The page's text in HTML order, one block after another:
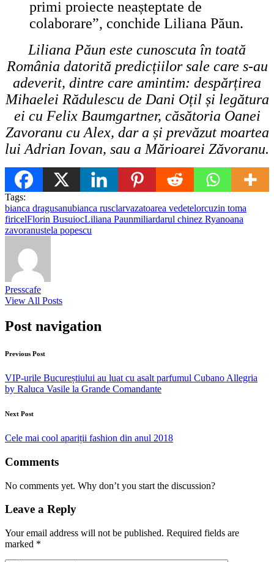
primi proiecte neașteptate de
colaborare”, conchide Liliana Păun.
Liliana Păun este cunoscuta în toată
România datorită predicțiilor sale care s-au
adeverit, dintre care amintim: despărțirea
Mihaelei Rădulescu de Dani Oțil și legătura
ei cu Felix Baumgartner, căsătoria Oanei
Zavoranu cu Alex, dar a și prevăzut moartea
lui Adrian Iovan, sau a Mărioarei Zăvoranu.
Tags:
bianca dragusanubianca rusclarvazatoarea vedetelorcuzin toma
firicelFlorin BusuiocLiliana Paunmiliardarul chinez Ryanoana
zavoranustela popescu
Presscafe
View All Posts
Post navigation
Previous Post
VIP-urile Bucureștiului au luat cu asalt parfumul Cubano Allegria
by Raluca Vasile la Grande Comandante
Next Post
Cele mai cool apariții fashion din anul 2018
Comments
No comments yet. Why don’t you start the discussion?
Leave a Reply
Your email address will not be published. Required fields are
marked *